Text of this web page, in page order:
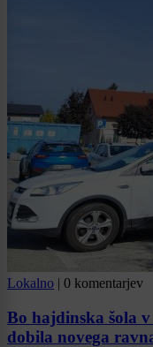
Lokalno | 0 komentarjev
Bo hajdinska šola
dobila novega